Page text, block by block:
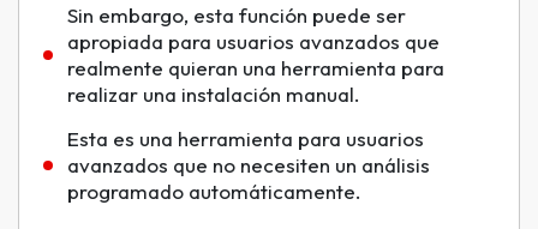
Sin embargo, esta función puede ser
apropiada para usuarios avanzados que
realmente quieran una herramienta para
realizar una instalación manual.
Esta es una herramienta para usuarios
avanzados que no necesiten un análisis
programado automáticamente.